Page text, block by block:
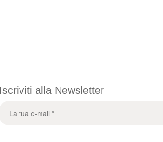
Iscriviti alla Newsletter